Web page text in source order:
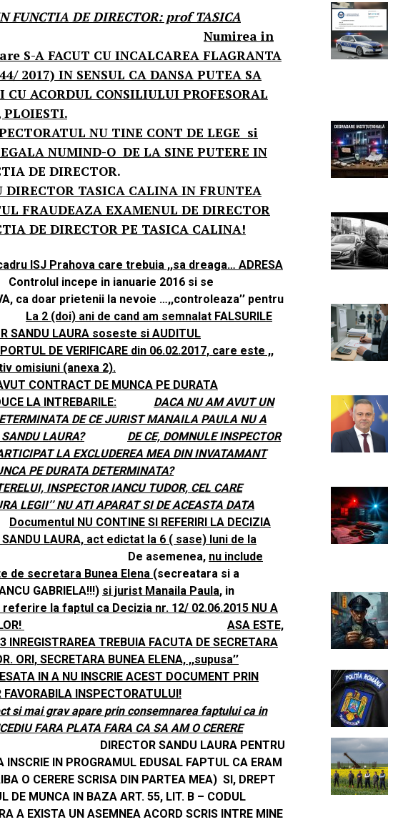
FUNCTIA DE DIRECTOR: prof TASICA
Numirea in
A FACUT CU INCALCAREA FLAGRANTA
2017) IN SENSUL CA DANSA PUTEA SA
ACORDUL CONSILIULUI PROFESORAL
NU TINE CONT DE LEGE si
NUMIND-O DE LA SINE PUTERE IN
FUNCTIA DE DIRECTOR.
TASICA CALINA IN FRUNTEA
FRAUDEAZA EXAMENUL DE DIRECTOR
DE DIRECTOR PE TASICA CALINA!
ISJ Prahova care trebuia ,,sa dreaga… ADRESA
in ianuarie 2016 si se
ca doar prietenii la nevoie …,,controleaza’’ pentru
La 2 (doi) ani de cand am semnalat FALSURILE
SANDU LAURA soseste si AUDITUL
DE VERIFICARE din 06.02.2017, care este ,,
omisiuni (anexa 2).
CONTRACT DE MUNCA PE DURATA
LA INTREBARILE:
DACA NU AM AVUT UN
DE CE JURIST MANAILA PAULA NU A
LAURA?
DE CE, DOMNULE INSPECTOR
LA EXCLUDEREA MEA DIN INVATAMANT
PE DURATA DETERMINATA?
INSPECTOR IANCU TUDOR, CEL CARE
LEGII’’ NU ATI APARAT SI DE ACEASTA DATA
Documentul NU CONTINE SI REFERIRI LA DECIZIA
SANDU LAURA, act edictat la 6 ( sase) luni de la
De asemenea, nu include
de secretara Bunea Elena (secreatara si a
GABRIELA!!!) si jurist Manaila Paula, in
la faptul ca Decizia nr. 12/ 02.06.2015 NU A
ASA ESTE,
TREBUIA FACUTA DE SECRETARA
ORI, SECRETARA BUNEA ELENA, ,,supusa’’
IN A NU INSCRIE ACEST DOCUMENT PRIN
INSPECTORATULUI!
si mai grav apare prin consemnarea faptului ca in
FARA PLATA FARA CA SA AM O CERERE
SANDU LAURA PENTRU
IN PROGRAMUL EDUSAL FAPTUL CA ERAM
O CERERE SCRISA DIN PARTEA MEA) SI, DREPT
DE MUNCA IN BAZA ART. 55, LIT. B – CODUL
A EXISTA UN ASEMNEA ACORD SCRIS INTRE MINE